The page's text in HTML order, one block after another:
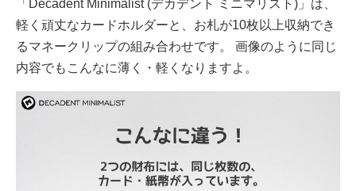
「Decadent Minimalist (デカデント ミニマリスト)」は、
軽く頑丈なカードホルダーと、お札が10枚以上収納でき
るマネークリップの組み合わせです。 画像のように同じ
内容でもこんなに薄く・軽くなりますよ。